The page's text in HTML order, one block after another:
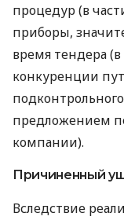
процедур (в
приборы,
время тендера
конкуренции
предложением
компании).
Причиненный
Вследствие